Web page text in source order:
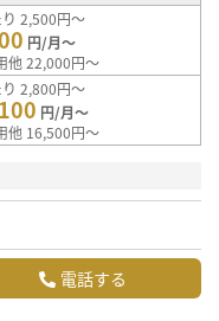
2,500円～
円/月～
他 22,000円～
2,800円～
円/月～
他 16,500円～
電話する